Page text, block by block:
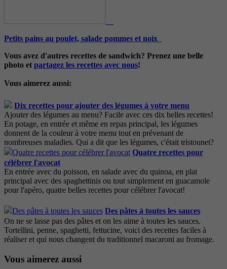
Petits pains au poulet, salade pommes et noix
Vous avez d'autres recettes de sandwich? Prenez une belle
photo et partagez les recettes avec nous!
Vous aimerez aussi:
Dix recettes pour ajouter des légumes à votre menu
Ajouter des légumes au menu? Facile avec ces dix belles recettes!
En potage, en entrée et même en repas principal, les légumes
donnent de la couleur à votre menu tout en prévenant de
nombreuses maladies. Qui a dit que les légumes, c'était tristounet?
Quatre recettes pour
célébrer l'avocat
En entrée avec du poisson, en salade avec du quinoa, en plat
principal avec des spaghettinis ou tout simplement en guacamole
pour l'apéro, quatre belles recettes pour célébrer l'avocat!
Des pâtes à toutes les sauces
On ne se lasse pas des pâtes et on les aime à toutes les sauces.
Tortellini, penne, spaghetti, fettucine, voici des recettes faciles à
réaliser et qui nous changent du traditionnel macaroni au fromage.
Vous aimerez aussi